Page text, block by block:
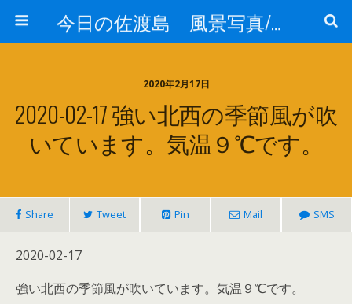
今日の佐渡島 風景写真/天気/お酒/お米/温泉
2020年2月17日
2020-02-17 強い北西の季節風が吹
いています。気温９℃です。
Share Tweet Pin Mail SMS
2020-02-17
強い北西の季節風が吹いています。気温９℃です。